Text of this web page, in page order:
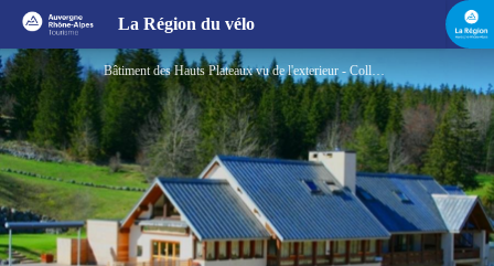
La Région du vélo
Bâtiment des Hauts Plateaux vu de l'exterieur - Collado